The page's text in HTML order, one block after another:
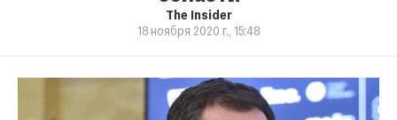
The Insider
18 ноября 2020 г., 15:48